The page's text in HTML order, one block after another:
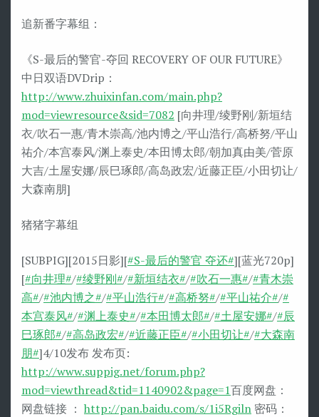
追新番字幕组：
《S-最后的警官-夺回 RECOVERY OF OUR FUTURE》
中日双语DVDrip：
http://www.zhuixinfan.com/main.php?
mod=viewresource&sid=7082 [向井理/绫野刚/新垣结
衣/吹石一惠/青木崇高/池内博之/平山浩行/高桥努/平山
祐介/本宫泰风/渊上泰史/本田博太郎/朝加真由美/菅原
大吉/土屋安娜/辰巳琢郎/高岛政宏/近藤正臣/小田切让/
大森南朋]
猪猪字幕组
[SUBPIG][2015日影][#S-最后的警官 夺还#][蓝光720p]
[#向井理#/#绫野刚#/#新垣结衣#/#吹石一惠#/#青木崇
高#/#池内博之#/#平山浩行#/#高桥努#/#平山祐介#/#
本宫泰风#/#渊上泰史#/#本田博太郎#/#土屋安娜#/#辰
巳琢郎#/#高岛政宏#/#近藤正臣#/#小田切让#/#大森南
朋#]4/10发布 发布页:
http://www.suppig.net/forum.php?
mod=viewthread&tid=1140902&page=1百度网盘：
网盘链接 ： http://pan.baidu.com/s/1i5Rgiln 密码：